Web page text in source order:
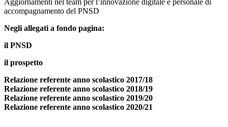
Aggiornamenti nel team per l’innovazione digitale e personale di
accompagnamento del PNSD
Negli allegati a fondo pagina:
il PNSD
il prospetto
Relazione referente anno scolastico 2017/18
Relazione referente anno scolastico 2018/19
Relazione referente anno scolastico 2019/20
Relazione referente anno scolastico 2020/21